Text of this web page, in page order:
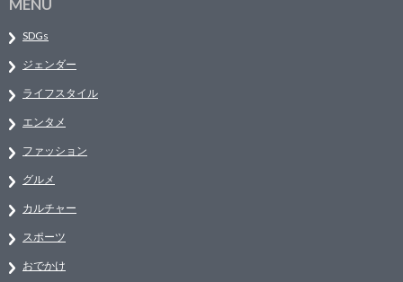
MENU
SDGs
ジェンダー
ライフスタイル
エンタメ
ファッション
グルメ
カルチャー
スポーツ
おでかけ